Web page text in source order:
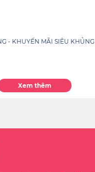
- KHUYẾN MÃI SIÊU KHỦNG
Xem thêm